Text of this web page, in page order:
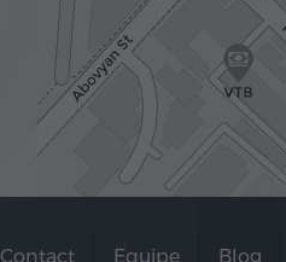
Contact Equipe Blog